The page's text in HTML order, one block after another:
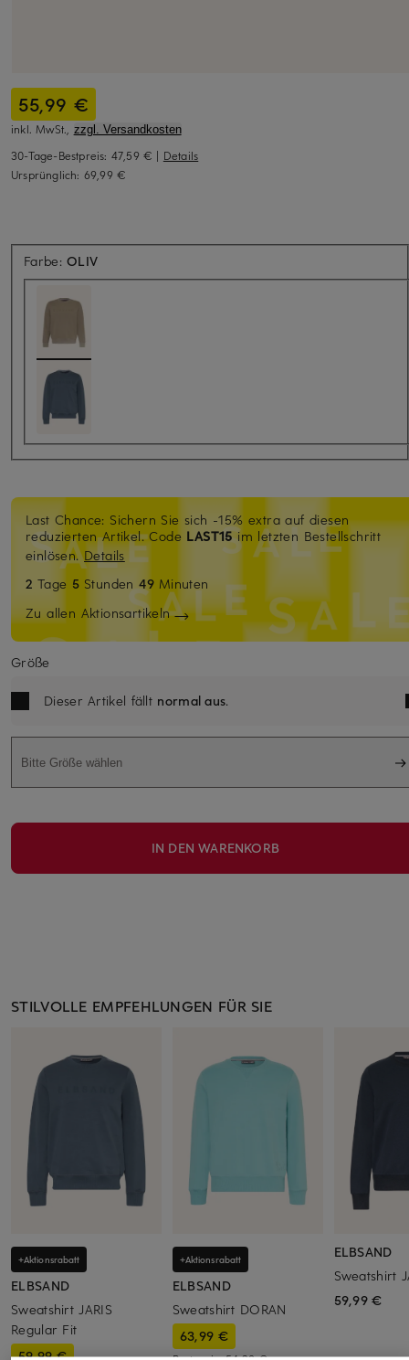
55,99 €
inkl. MwSt., zzgl. Versandkosten
30-Tage-Bestpreis: 47,59 € | Details
Ursprünglich: 69,99 €
Farbe:OLIV
Last Chance: Sichern Sie sich -15% extra auf diesen
reduzierten Artikel. Code LAST15im letzten Bestellschritt
einlösen.Details
2 Tage 5 Stunden49 Minuten
Zu allen Aktionsartikeln
Größe
Dieser Artikel fällt normal aus.
Bitte Größe wählen
IN DEN WARENKORB
STILVOLLE EMPFEHLUNGEN FÜR SIE
+Aktionsrabatt
ELBSAND
Sweatshirt JARIS
Regular Fit
59,99 €
+Aktionsrabatt
ELBSAND
Sweatshirt DORAN
63,99 €
ELBSAND
Sweatshirt
59,99 €